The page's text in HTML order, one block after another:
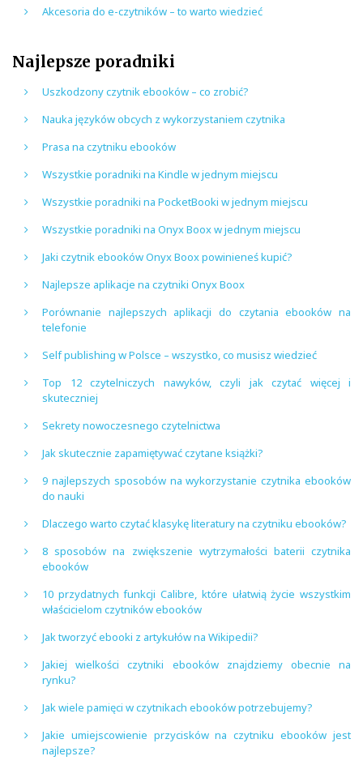
Akcesoria do e-czytników – to warto wiedzieć
Najlepsze poradniki
Uszkodzony czytnik ebooków – co zrobić?
Nauka języków obcych z wykorzystaniem czytnika
Prasa na czytniku ebooków
Wszystkie poradniki na Kindle w jednym miejscu
Wszystkie poradniki na PocketBooki w jednym miejscu
Wszystkie poradniki na Onyx Boox w jednym miejscu
Jaki czytnik ebooków Onyx Boox powinieneś kupić?
Najlepsze aplikacje na czytniki Onyx Boox
Porównanie najlepszych aplikacji do czytania ebooków na
telefonie
Self publishing w Polsce – wszystko, co musisz wiedzieć
Top 12 czytelniczych nawyków, czyli jak czytać więcej i
skuteczniej
Sekrety nowoczesnego czytelnictwa
Jak skutecznie zapamiętywać czytane książki?
9 najlepszych sposobów na wykorzystanie czytnika ebooków
do nauki
Dlaczego warto czytać klasykę literatury na czytniku ebooków?
8 sposobów na zwiększenie wytrzymałości baterii czytnika
ebooków
10 przydatnych funkcji Calibre, które ułatwią życie wszystkim
właścicielom czytników ebooków
Jak tworzyć ebooki z artykułów na Wikipedii?
Jakiej wielkości czytniki ebooków znajdziemy obecnie na
rynku?
Jak wiele pamięci w czytnikach ebooków potrzebujemy?
Jakie umiejscowienie przycisków na czytniku ebooków jest
najlepsze?